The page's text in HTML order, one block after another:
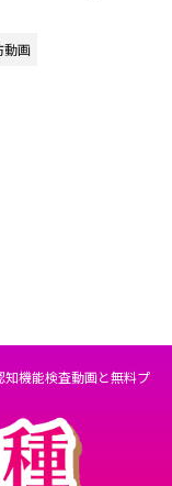
動画
機能検査動画と無料プ